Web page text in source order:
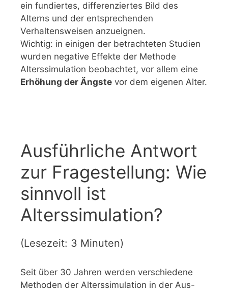
ein fundiertes, differenziertes Bild des
Alterns und der entsprechenden
Verhaltensweisen anzueignen.
Wichtig: in einigen der betrachteten Studien
wurden negative Effekte der Methode
Alterssimulation beobachtet, vor allem eine
Erhöhung der Ängste vor dem eigenen Alter.
Ausführliche Antwort
zur Fragestellung: Wie
sinnvoll ist
Alterssimulation?
(Lesezeit: 3 Minuten)
Seit über 30 Jahren werden verschiedene
Methoden der Alterssimulation in der Aus-